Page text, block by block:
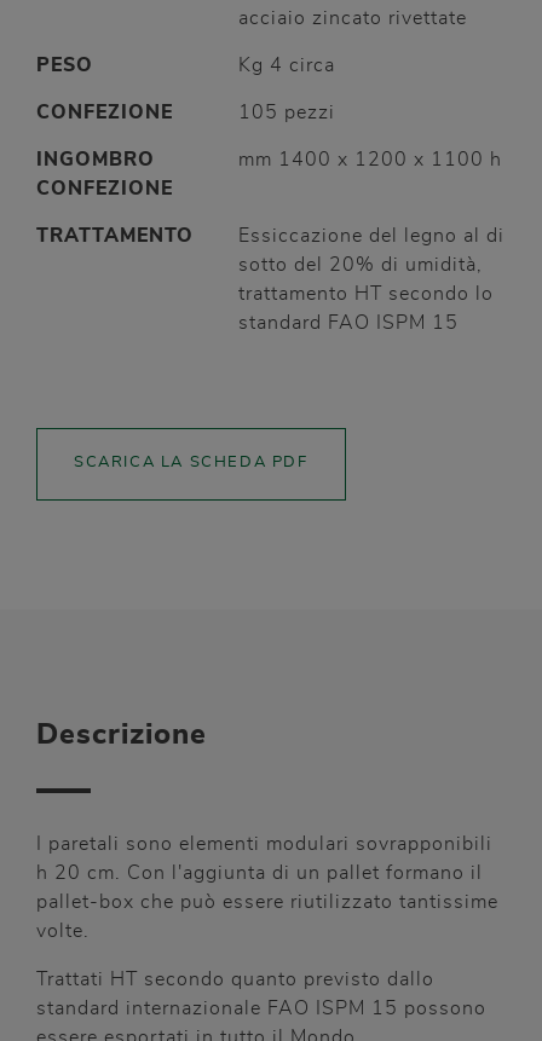
acciaio zincato rivettate
PESO Kg 4 circa
CONFEZIONE 105 pezzi
INGOMBRO
CONFEZIONE
mm 1400 x 1200 x 1100 h
TRATTAMENTO
Essiccazione del legno al di
sotto del 20% di umidità,
trattamento HT secondo lo
standard FAO ISPM 15
SCARICA LA SCHEDA PDF
Descrizione
I paretali sono elementi modulari sovrapponibili
h 20 cm. Con l'aggiunta di un pallet formano il
pallet-box che può essere riutilizzato tantissime
volte.
Trattati HT secondo quanto previsto dallo
standard internazionale FAO ISPM 15 possono